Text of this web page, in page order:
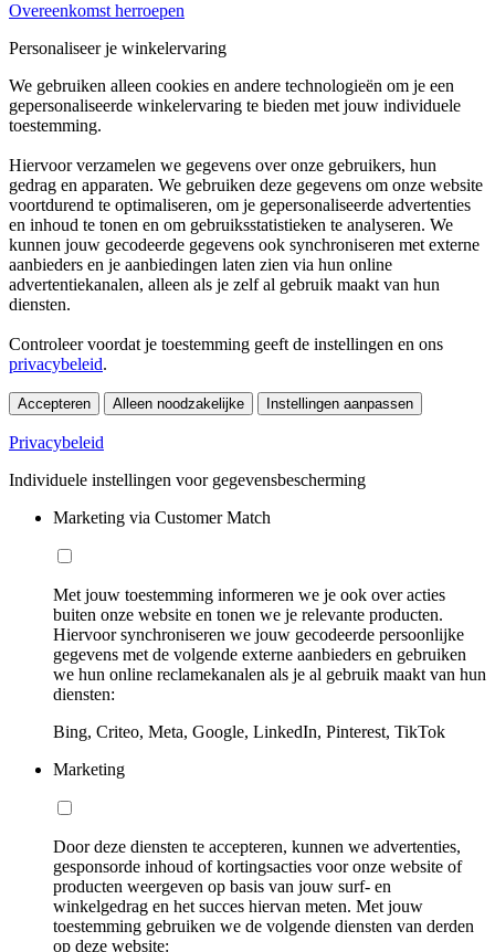
Overeenkomst herroepen
Personaliseer je winkelervaring
We gebruiken alleen cookies en andere technologieën om je een
gepersonaliseerde winkelervaring te bieden met jouw individuele
toestemming.
Hiervoor verzamelen we gegevens over onze gebruikers, hun
gedrag en apparaten. We gebruiken deze gegevens om onze website
voortdurend te optimaliseren, om je gepersonaliseerde advertenties
en inhoud te tonen en om gebruiksstatistieken te analyseren. We
kunnen jouw gecodeerde gegevens ook synchroniseren met externe
aanbieders en je aanbiedingen laten zien via hun online
advertentiekanalen, alleen als je zelf al gebruik maakt van hun
diensten.
Controleer voordat je toestemming geeft de instellingen en ons
privacybeleid.
Accepteren Alleen noodzakelijke Instellingen aanpassen
Privacybeleid
Individuele instellingen voor gegevensbescherming
Marketing via Customer Match
Met jouw toestemming informeren we je ook over acties
buiten onze website en tonen we je relevante producten.
Hiervoor synchroniseren we jouw gecodeerde persoonlijke
gegevens met de volgende externe aanbieders en gebruiken
we hun online reclamekanalen als je al gebruik maakt van hun
diensten:
Bing, Criteo, Meta, Google, LinkedIn, Pinterest, TikTok
Marketing
Door deze diensten te accepteren, kunnen we advertenties,
gesponsorde inhoud of kortingsacties voor onze website of
producten weergeven op basis van jouw surf- en
winkelgedrag en het succes hiervan meten. Met jouw
toestemming gebruiken we de volgende diensten van derden
op deze website: